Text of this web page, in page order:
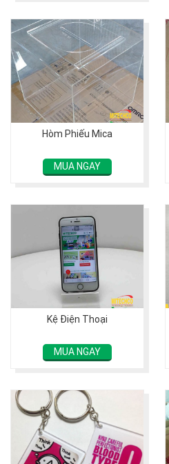
Hòm Phiếu Mica
MUA NGAY
Kệ Điện Thoại
MUA NGAY